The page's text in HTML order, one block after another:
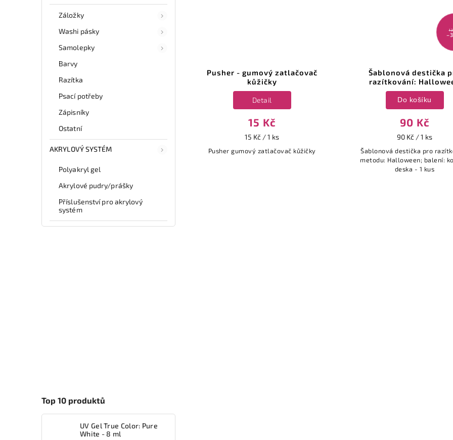
Záložky
Washi pásky
Samolepky
Barvy
Razítka
Psací potřeby
Zápisníky
Ostatní
AKRYLOVÝ SYSTÉM
Polyakryl gel
Akrylové pudry/prášky
Příslušenství pro akrylový
systém
Top 10 produktů
UV Gel True Color: Pure
White - 8 ml
Pusher - gumový zatlačovač
kůžičky
15 Kč
15 Kč / 1 ks
Detail
Pusher gumový zatlačovač kůžičky
Šablonová destička
razítkování:
90 Kč
90 Kč / 1 ks
Do košíku
Šablonová destička pro
metodu: Halloween; balení:
deska - 1 kus